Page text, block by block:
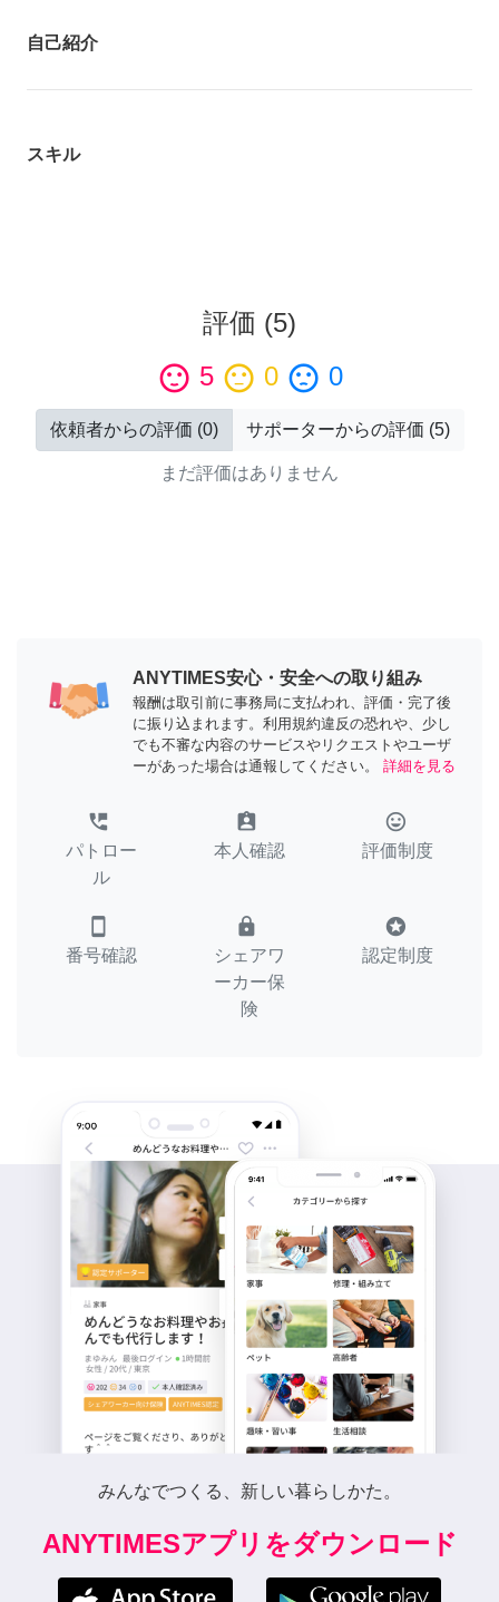
自己紹介
スキル
評価 (5)
sentiment_satisfied 5 sentiment_neutral 0 sentiment_dissatisfied 0
依頼者からの評価 (0) サポーターからの評価 (5)
まだ評価はありません
ANYTIMES安心・安全への取り組み
報酬は取引前に事務局に支払われ、評価・完了後
に振り込まれます。利用規約違反の恐れや、少し
でも不審な内容のサービスやリクエストやユーザ
ーがあった場合は通報してください。
詳細を見る
perm_phone_msg
パトロー
ル
assignment_ind
本人確認
tag_faces
評価制度
smartphone
番号確認
lock
シェアワ
ーカー保
険
stars
認定制度
みんなでつくる、新しい暮らしかた。
ANYTIMESアプリをダウンロード